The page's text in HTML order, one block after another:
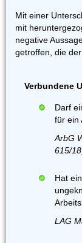
Mit einer
mit
negative
getroffen, die
Verbundene
Darf
für ein
ArbG
615/
Hat
LAG